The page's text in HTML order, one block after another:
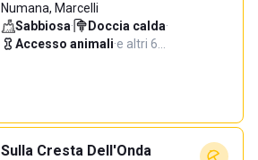
Numana, Marcelli
Sabbiosa· Doccia calda·
Accesso animali·e altri 6…
Sulla Cresta Dell'Onda